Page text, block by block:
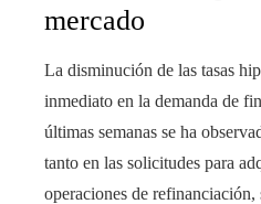
mercado
La disminución de las tasas
inmediato en la demanda de
últimas semanas se ha
tanto en las solicitudes para
operaciones de refinanciación,